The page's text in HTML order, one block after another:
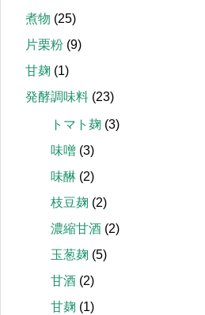
煮物 (25)
片栗粉 (9)
甘麹 (1)
発酵調味料 (23)
トマト麹 (3)
味噌 (3)
味醂 (2)
枝豆麹 (2)
濃縮甘酒 (2)
玉葱麹 (5)
甘酒 (2)
甘麹 (1)